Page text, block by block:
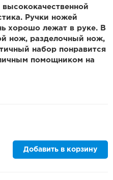
Ручки ножей
хорошо лежат в руке. В
нож, разделочный нож,
набор понравится
помощником на
Добавить в корзину